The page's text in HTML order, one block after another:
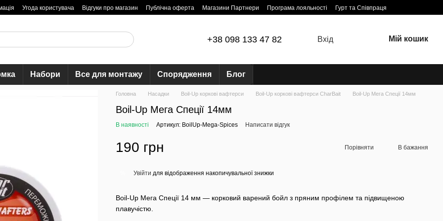
Угода користувача Відгуки про магазин Публічна оферта Магазини Партнери Програма лояльності Гурт та Співпраця
+38 098 133 47 82 Вхід Мій кошик
Набори Все для монтажу Спорядження Блог
Головна Насадки Boil-Up коркові вафтерси Boil-Up коркові вафтерси CharBait Boil-Up Мега Спеції 14мм
Boil-Up Мега Спеції 14мм
В наявності Артикул: BoilUp-Mega-Spices Написати відгук
190 грн Порівняти В бажання
Увійти для відображення накопичувальної знижки
Boil-Up Мега Спеції 14 мм — корковий варений бойл з пряним профілем та підвищеною
плавучістю.